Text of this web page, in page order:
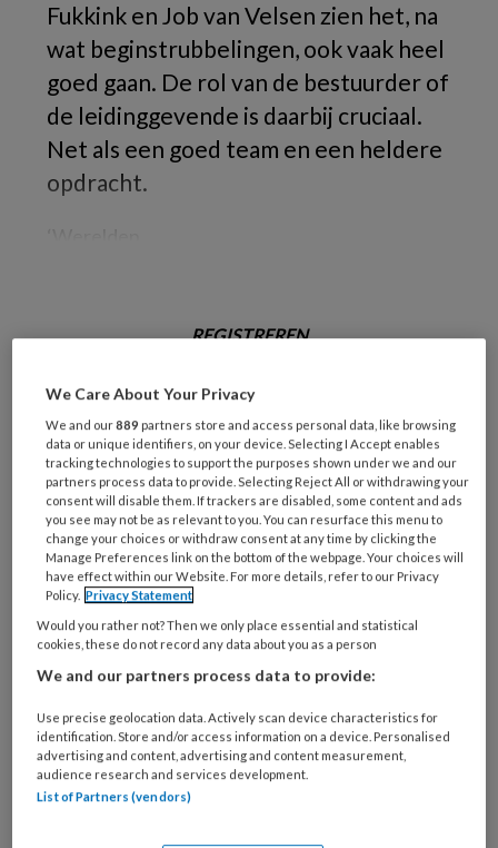
Fukkink en Job van Velsen zien het, na
wat beginstrubbelingen, ook vaak heel
goed gaan. De rol van de bestuurder of
de leidinggevende is daarbij cruciaal.
Net als een goed team en een heldere
opdracht.
REGISTREREN
Wil je dit artikel lezen?
Maak gratis een account aan en lees 2
artikelen gratis per maand
Al een account of abonnement?Log dan in
Wat
is
je
e-
* *
Kies
wachtwoord* *
Kies
je
We Care About Your Privacy
We and our889 partners store and access personal data, like browsing
data or unique identifiers, on your device. Selecting I Accept enables
tracking technologies to support the purposes shown under we and our
partners process data to provide. Selecting Reject All or withdrawing your
consent will disable them. If trackers are disabled, some content and ads
you see may not be as relevant to you. You can resurface this menu to
change your choices or withdraw consent at any time by clicking the
Manage Preferences link on the bottom of the webpage. Your choices will
have effect within our Website. For more details, refer to our Privacy
Policy. Privacy Statement
Would you rather not? Then we only place essential and statistical
cookies, these do not record any data about you as a person
We and our partners process data to provide:
Use precise geolocation data. Actively scan device characteristics for
identification. Store and/or access information on a device. Personalised
advertising and content, advertising and content measurement,
audience research and services development.
List of Partners (vendors)